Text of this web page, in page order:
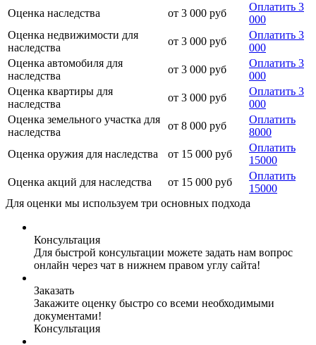
Оценка наследства от 3 000 руб
Оплатить 3
000
Оценка недвижимости для
наследства
от 3 000 руб
Оплатить 3
000
Оценка автомобиля для
наследства
от 3 000 руб
Оплатить 3
000
Оценка квартиры для
наследства
от 3 000 руб
Оплатить 3
000
Оценка земельного участка для
наследства
от 8 000 руб
Оплатить
8000
Оценка оружия для наследства
от 15 000 руб
Оплатить
15000
Оценка акций для наследства
от 15 000 руб
Оплатить
15000
Для оценки мы используем три основных подхода
Консультация
Для быстрой консультации можете задать нам вопрос
онлайн через чат в нижнем правом углу сайта!
Заказать
Закажите оценку быстро со всеми необходимыми
документами!
Консультация